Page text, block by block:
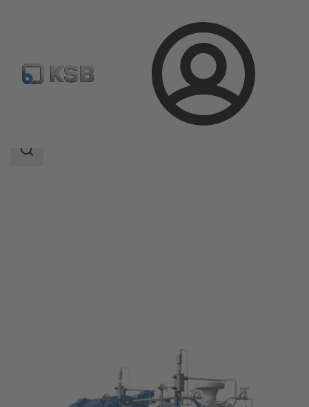
Login
HG
Suchbereich